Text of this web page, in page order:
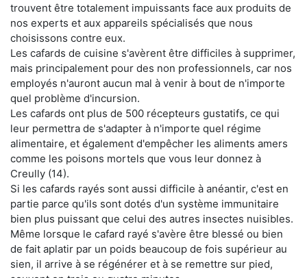
trouvent être totalement impuissants face aux produits de
nos experts et aux appareils spécialisés que nous
choisissons contre eux.
Les cafards de cuisine s'avèrent être difficiles à supprimer,
mais principalement pour des non professionnels, car nos
employés n'auront aucun mal à venir à bout de n'importe
quel problème d'incursion.
Les cafards ont plus de 500 récepteurs gustatifs, ce qui
leur permettra de s'adapter à n'importe quel régime
alimentaire, et également d'empêcher les aliments amers
comme les poisons mortels que vous leur donnez à
Creully (14).
Si les cafards rayés sont aussi difficile à anéantir, c'est en
partie parce qu'ils sont dotés d'un système immunitaire
bien plus puissant que celui des autres insectes nuisibles.
Même lorsque le cafard rayé s'avère être blessé ou bien
de fait aplatir par un poids beaucoup de fois supérieur au
sien, il arrive à se régénérer et à se remettre sur pied,